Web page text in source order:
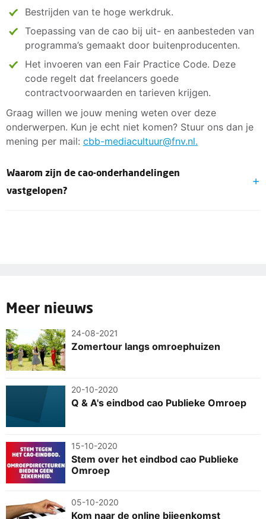
Bestrijden van te hoge werkdruk.
Toepassing van de cao bij uit- en aanbesteden van
programma’s gemaakt door buitenproducenten.
Het invoeren van een Fair Practice Code. Deze
code regelt dat freelancers goede
contractvoorwaarden en tarieven krijgen.
Graag willen we jouw mening weten over deze
onderwerpen. Kun je echt niet komen? Stuur ons dan je
mening per mail: cbb-mediacultuur@fnv.nl.
Waarom zijn de cao-onderhandelingen
vastgelopen?
5% loonsverhoging per 12 maanden.
Naast de koopkracht willen wij duidelijke afspraken
in deze cao voor meer werkzekerheid, minder
werkdruk en een eerlijke beloning.
Meer nieuws
24-08-2021
Zomertour langs omroephuizen
20-10-2020
Q & A's eindbod cao Publieke Omroep
15-10-2020
Stem over het eindbod cao Publieke
Omroep
05-10-2020
Kom naar de online bijeenkomst